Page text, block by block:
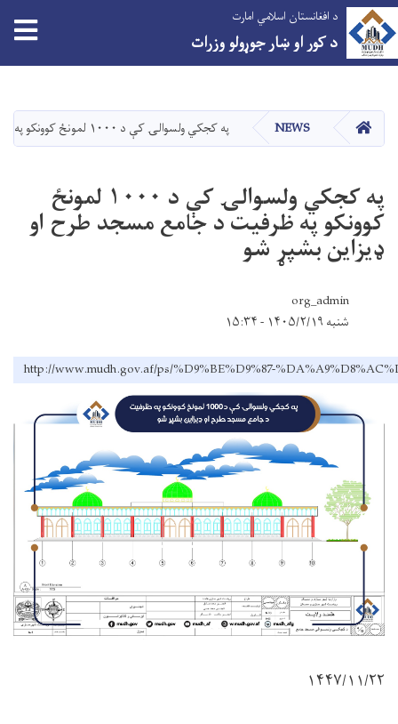
دانګل
د افغانستان اسلامي امارت
د کور او ښار جوړولو وزرات
کور NEWS په کجکي ولسوالۍ کې د ۱۰۰۰ لمونځ کوونکو په ظرفیت د جامع مسجد طرح او ډیزاین بشپړ شو
په کجکي ولسوالۍ کې د ۱۰۰۰ لمونځ
کوونکو په ظرفیت د جامع مسجد طرح او
ډیزاین بشپړ شو
org_admin
شنبه ۱۴۰۵/۲/۱۹ - ۱۵:۳۴
http://www.mudh.gov.af/ps/%D9%BE%D9%87-
۱۴۴۷/۱۱/۲۲